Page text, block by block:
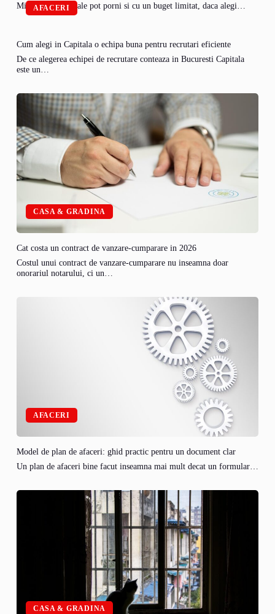
Micile afaceri rurale pot porni si cu un buget limitat, daca alegi…
AFACERI
Cum alegi in Capitala o echipa buna pentru recrutari eficiente
De ce alegerea echipei de recrutare conteaza in Bucuresti Capitala
este un…
CASA & GRADINA
Cat costa un contract de vanzare-cumparare in 2026
Costul unui contract de vanzare-cumparare nu inseamna doar
onorariul notarului, ci un…
AFACERI
Model de plan de afaceri: ghid practic pentru un document clar
Un plan de afaceri bine facut inseamna mai mult decat un formular…
CASA & GRADINA